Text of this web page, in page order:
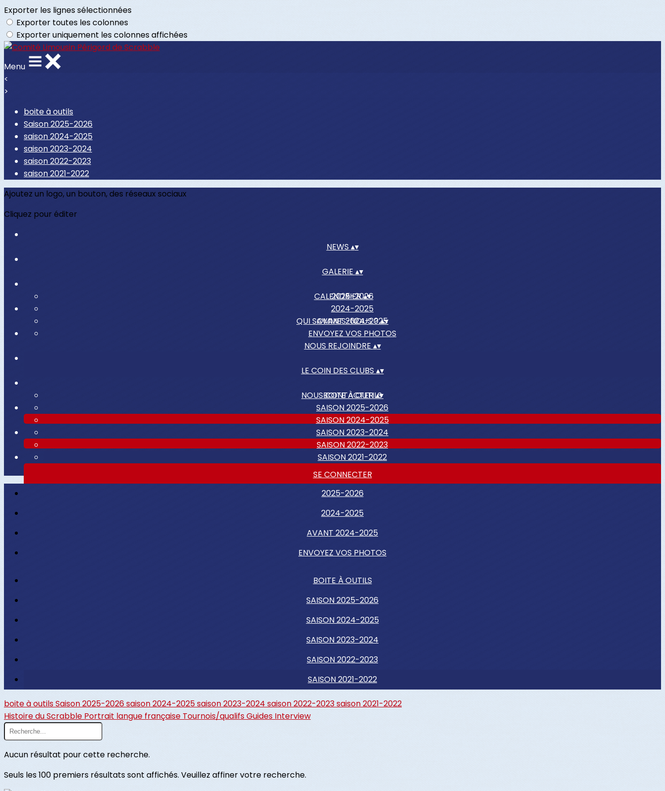
Exporter les lignes sélectionnées
Exporter toutes les colonnes
Exporter uniquement les colonnes affichées
Menu
<
>
boite à outils
Saison 2025-2026
saison 2024-2025
saison 2023-2024
saison 2022-2023
saison 2021-2022
Ajoutez un logo, un bouton, des réseaux sociaux
Cliquez pour éditer
NEWS ▴▾
GALERIE ▴▾
2025-2026
2024-2025
AVANT 2024-2025
ENVOYEZ VOS PHOTOS
CALENDRIER▴▾
QUI SOMMES-NOUS ?▴▾
NOUS REJOINDRE ▴▾
LE COIN DES CLUBS ▴▾
BOITE À OUTILS
SAISON 2025-2026
SAISON 2024-2025
SAISON 2023-2024
SAISON 2022-2023
SAISON 2021-2022
NOUS CONTACTER▴▾
SE CONNECTER
2025-2026
2024-2025
AVANT 2024-2025
ENVOYEZ VOS PHOTOS
BOITE À OUTILS
SAISON 2025-2026
SAISON 2024-2025
SAISON 2023-2024
SAISON 2022-2023
SAISON 2021-2022
boite à outilsSaison 2025-2026saison 2024-2025saison 2023-2024 saison 2022-2023saison 2021-2022
Histoire du Scrabble Portrait langue française Tournois/qualifsGuides Interview
Aucun résultat pour cette recherche.
Seuls les 100 premiers résultats sont affichés. Veuillez affiner votre recherche.